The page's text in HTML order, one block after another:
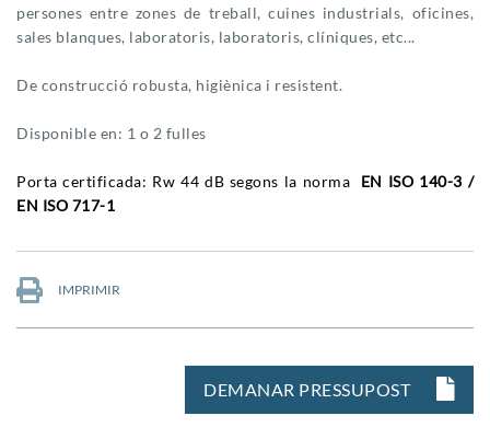
persones entre zones de treball, cuines industrials, oficines,
sales blanques, laboratoris, laboratoris, clíniques, etc...
De construcció robusta, higiènica i resistent.
Disponible en: 1 o 2 fulles
Porta certificada: Rw 44 dB segons la norma
EN ISO 140-3 /
EN ISO 717-1
IMPRIMIR
DEMANAR PRESSUPOST